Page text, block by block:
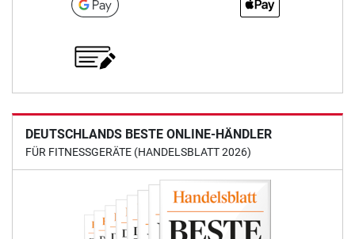
DEUTSCHLANDS BESTE ONLINE-HÄNDLER
FÜR FITNESSGERÄTE (HANDELSBLATT 2026)